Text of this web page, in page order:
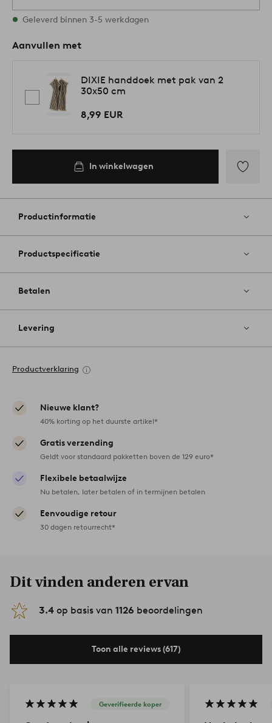
Op voorraad
Geleverd binnen 3-5 werkdagen
Aanvullen met
DIXIE handdoek met pak van 2
30x50 cm
8,99 EUR
In winkelwagen
aan
Productinformatie
Productspecificatie
Betalen
Levering
Productverklaring
Nieuwe klant?
40% korting op het duurste artikel*
Gratis verzending
Geldt voor standaard pakketten boven de 129 euro*
Flexibele betaalwijze
Nu betalen, later betalen of in termijnen betalen
Eenvoudige retour
30 dagen retourrecht*
Dit vinden anderen ervan
3.4 op basis van 1126 beoordelingen
Toon alle reviews (617)
Geverifieerde koper